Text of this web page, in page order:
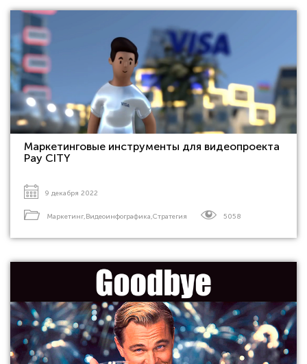
Маркетинговые инструменты для видеопроекта
Pay CITY
9 декабря 2022
Маркетинг,Видеоинфографика,Стратегия 5058